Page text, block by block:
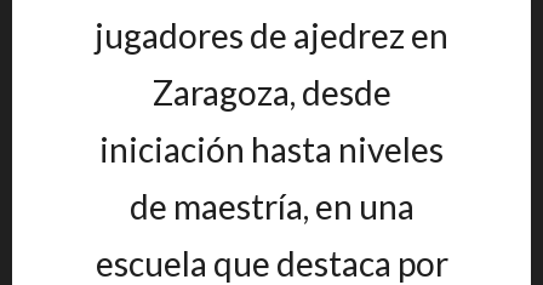
jugadores de ajedrez en
Zaragoza, desde
iniciación hasta niveles
de maestría, en una
escuela que destaca por